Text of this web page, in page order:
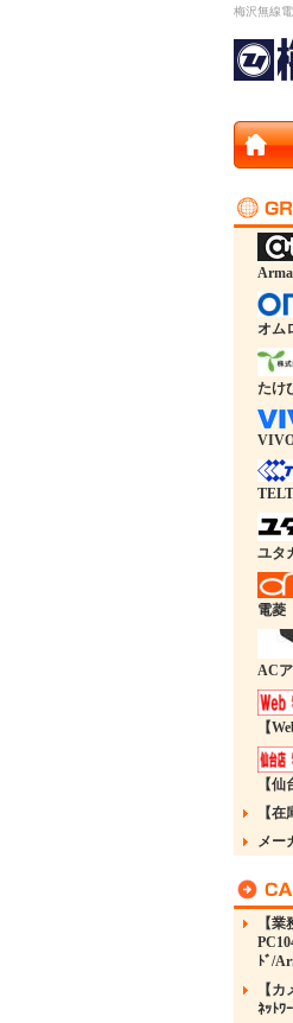
梅沢無線
オム
たけ
ユタ
電菱
AC
【
【
【
メー
【
ﾄﾞ/
【
ﾈｯﾄﾜ